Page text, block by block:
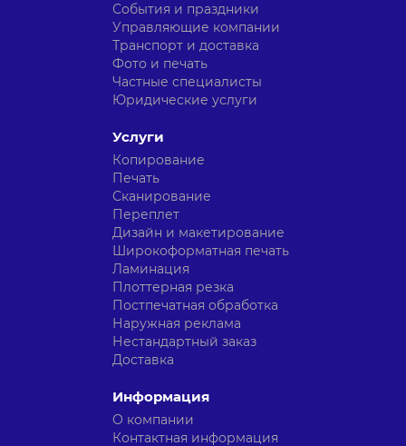
События и праздники
Управляющие компании
Транспорт и доставка
Фото и печать
Частные специалисты
Юридические услуги
Услуги
Копирование
Печать
Сканирование
Переплет
Дизайн и макетирование
Широкоформатная печать
Ламинация
Плоттерная резка
Постпечатная обработка
Наружная реклама
Нестандартный заказ
Доставка
Информация
О компании
Контактная информация